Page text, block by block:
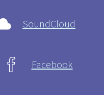
SoundCloud
Facebook